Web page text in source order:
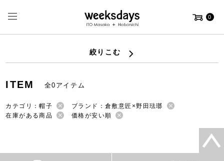
0
絞りこむ
ITEM 全0アイテム
カテゴリ：帽子
ブランド：倉敷意匠×野田琺瑯
在庫がある商品
価格が安い順